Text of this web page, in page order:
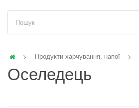
Продукти харчування, напої
Оселедець